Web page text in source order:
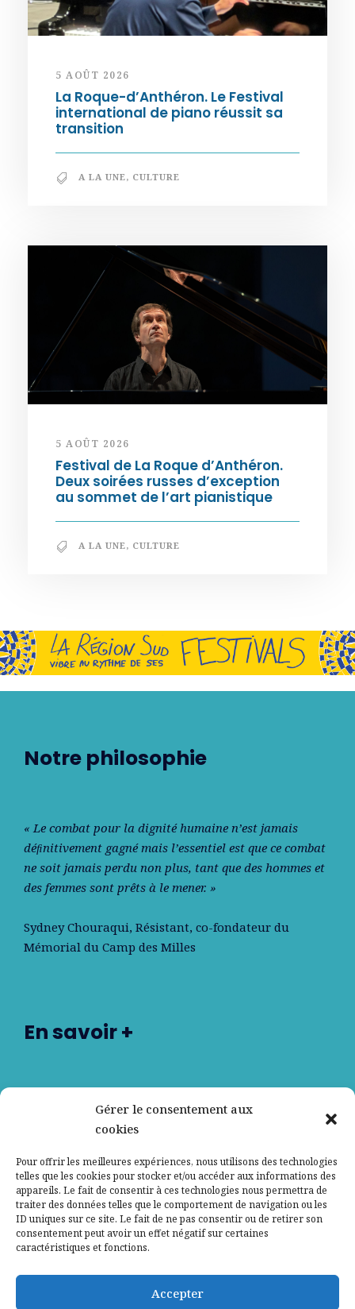
Gérer le consentement aux
cookies
Pour offrir les meilleures expériences, nous utilisons des technologies
telles que les cookies pour stocker et/ou accéder aux informations des
appareils. Le fait de consentir à ces technologies nous permettra de
traiter des données telles que le comportement de navigation ou les
ID uniques sur ce site. Le fait de ne pas consentir ou de retirer son
consentement peut avoir un effet négatif sur certaines
caractéristiques et fonctions.
Accepter
5 AOÛT 2026
La Roque-d’Anthéron. Le Festival
international de piano réussit sa
transition
A LA UNE, CULTURE
5 AOÛT 2026
Festival de La Roque d’Anthéron.
Deux soirées russes d’exception
au sommet de l’art pianistique
A LA UNE, CULTURE
Notre philosophie
« Le combat pour la dignité humaine n’est jamais
déﬁnitivement gagné mais l’essentiel est que ce combat
ne soit jamais perdu non plus, tant que des hommes et
des femmes sont prêts à le mener. »
Sydney Chouraqui, Résistant, co-fondateur du
Mémorial du Camp des Milles
En savoir +
Contactez-nous
Mentions légales